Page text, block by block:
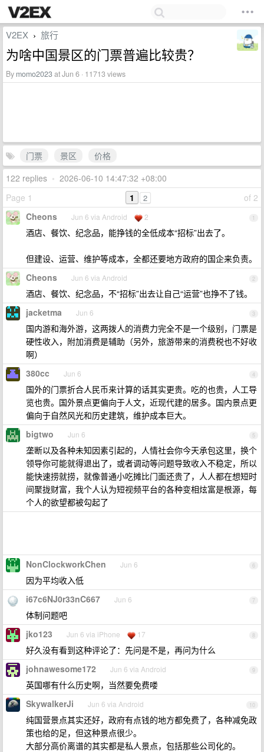
V2EX › 旅行
为啥中国景区的门票普遍比较贵？
By momo2023at Jun 6 · 11713 views
门票 景区
价格
122 replies • 2026-06-10 14:47:32 +08:00
Page 1
of 2
1 2
1
Cheons Jun 6 via Android 2
酒店、餐饮、纪念品，能挣钱的全低成本“招标”出去了。
但建设、运营、维护等成本，全都还要地方政府的国企来负责。
2
Cheons Jun 6 via Android
酒店、餐饮、纪念品，不“招标”出去让自己“运营”也挣不了钱。
3
jacketma Jun 6
国内游和海外游，这两拨人的消费力完全不是一个级别，门票是
硬性收入，附加消费是辅助（另外，旅游带来的消费税也不好收
啊）
4
380cc Jun 6
国外的门票折合人民币来计算的话其实更贵。吃的也贵，人工导
览也贵。国外景点更偏向于人文，近现代建的居多。国内景点更
偏向于自然风光和历史建筑，维护成本巨大。
5
bigtwo Jun 6
垄断以及各种未知因素引起的，人情社会你今天承包这里，换个
领导你可能就得退出了，或者调动等问题导致收入不稳定，所以
能快速捞就捞，就像普通小吃摊比门面还贵了，人人都在想短时
间聚拢财富，我个人认为短视频平台的各种变相炫富是根源，每
个人的欲望都被勾起了
6
NonClockworkChen Jun 6
因为平均收入低
7
i67c6NJ0r33nC667 Jun 6
体制问题吧
8
jko123 Jun 6 via iPhone 17
好久没有看到这种评论了：先问是不是，再问为什么
9
johnawesome172 Jun 6 via Android
英国哪有什么历史啊，当然要免费喽
10
SkywalkerJi Jun 6 via Android
纯国营景点其实还好，政府有点钱的地方都免费了，各种减免政
策也给的足，但这种景点很少。
大部分高价离谱的其实都是私人景点，包括那些公司化的。